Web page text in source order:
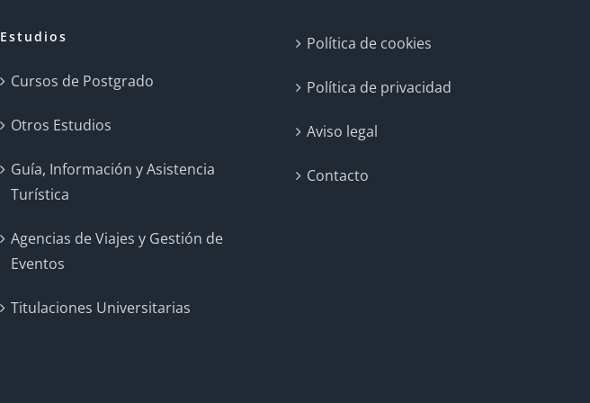
Estudios
Cursos de Postgrado
Otros Estudios
Guía, Información y Asistencia
Turística
Agencias de Viajes y Gestión de
Eventos
Titulaciones Universitarias
Política de cookies
Política de privacidad
Aviso legal
Contacto